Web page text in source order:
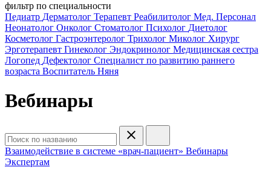
фильтр по специальности
Педиатр Дерматолог Терапевт Реабилитолог Мед. Персонал
Неонатолог Онколог Стоматолог Психолог Диетолог
Косметолог Гастроэнтеролог Трихолог Миколог Хирург
Эрготерапевт Гинеколог Эндокринолог Медицинская сестра
Логопед Дефектолог Специалист по развитию раннего
возраста Воспитатель Няня
Вебинары
Взаимодействие в системе «врач-пациент» Вебинары
Экспертам